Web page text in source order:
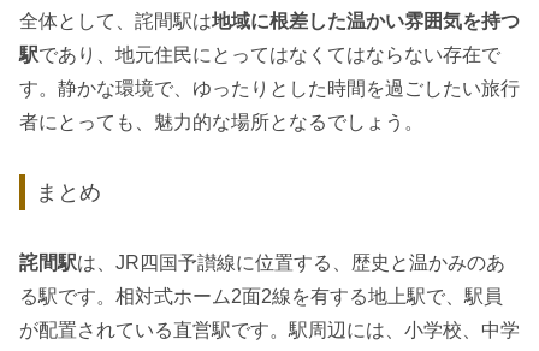
全体として、詫間駅は地域に根差した温かい雰囲気を持つ
駅であり、地元住民にとってはなくてはならない存在で
す。静かな環境で、ゆったりとした時間を過ごしたい旅行
者にとっても、魅力的な場所となるでしょう。
まとめ
詫間駅は、JR四国予讃線に位置する、歴史と温かみのあ
る駅です。相対式ホーム2面2線を有する地上駅で、駅員
が配置されている直営駅です。駅周辺には、小学校、中学